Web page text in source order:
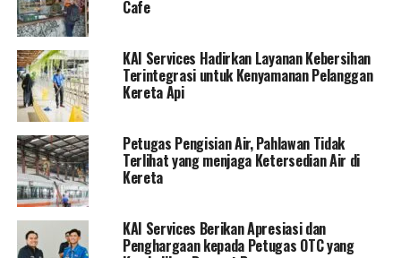
Cafe
KAI Services Hadirkan Layanan Kebersihan
Terintegrasi untuk Kenyamanan Pelanggan
Kereta Api
Petugas Pengisian Air, Pahlawan Tidak
Terlihat yang menjaga Ketersedian Air di
Kereta
KAI Services Berikan Apresiasi dan
Penghargaan kepada Petugas OTC yang